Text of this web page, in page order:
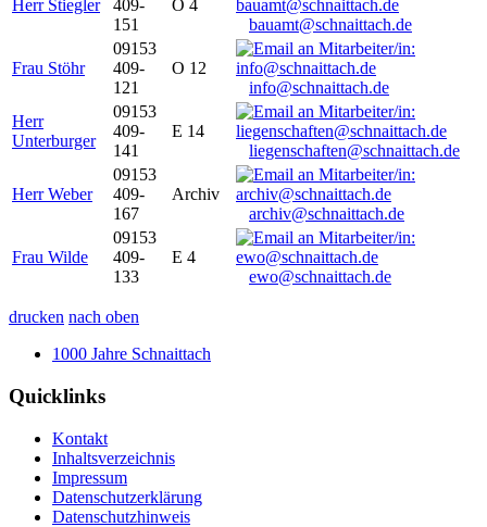
Herr Stiegler
409-
151
O 4
bauamt@schnaittach.de
Frau Stöhr
09153
409-
121
O 12
info@schnaittach.de
Herr
Unterburger
09153
409-
141
E 14
liegenschaften@schnaittach.de
Herr Weber
09153
409-
167
Archiv
archiv@schnaittach.de
Frau Wilde
09153
409-
133
E 4
ewo@schnaittach.de
drucken nach oben
1000 Jahre Schnaittach
Quicklinks
Kontakt
Inhaltsverzeichnis
Impressum
Datenschutzerklärung
Datenschutzhinweis